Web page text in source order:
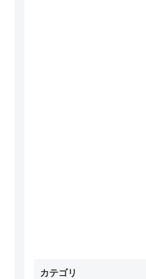
カテゴリ